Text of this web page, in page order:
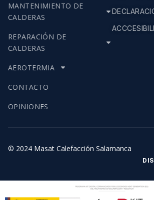
MANTENIMIENTO DE
CALDERAS
REPARACIÓN DE
CALDERAS
AEROTERMIA
CONTACTO
OPINIONES
© 2024 Masat Calefacción Salamanca